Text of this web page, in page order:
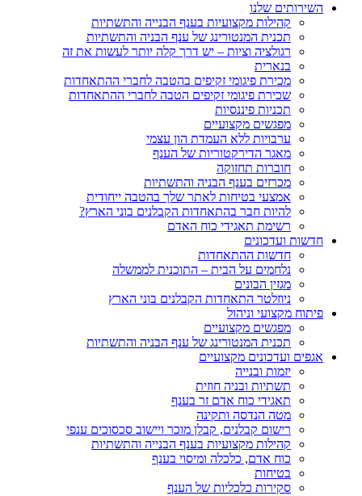
השירותים שלנו
קהילות מקצועיות בענף הבנייה והתשתיות
תכנית המנטורינג של ענף הבניה והתשתיות
רגולציה וציות – יש דרך קלה יותר לעשות את זה
בנארית
מכירת פיגומי זקיפים בהטבה לחברי ההתאחדות
שכירת פיגומי זקיפים הטבה לחברי ההתאחדות
תכניות פיננסיות
מפגשים מקצועיים
ערבויות ללא העמדת הון עצמי
מאגר הדירקטוריות של הענף
חוברות תחזוקה
מכרזים בענף הבניה והתשתיות
אמצעי בטיחות לאתר שלך בהטבה ייחודית
להיות חבר בהתאחדות הקבלנים בוני הארץ?
רשימת תאגידי כוח האדם
חדשות ועדכונים
חדשות ההתאחדות
נלחמים על הבית – התוכנית לממשלה
מגזין הבונים
ניוזלטר התאחדות הקבלנים בוני הארץ
פיתוח מקצועי וניהול
מפגשים מקצועיים
תכנית המנטורינג של ענף הבניה והתשתיות
אגפים ועדכונים מקצועיים
יזמות ובנייה
תשתיות ובניה חוזית
תאגידי כוח אדם זר בענף
מטה הנדסה ותקינה
רישום קבלנים, קבלן מוכר ויישוב סכסוכים ענפי
קהילות מקצועיות בענף הבנייה והתשתיות
כוח אדם, כלכלה ומיסוי בענף
בטיחות
סקירות כלכליות של הענף